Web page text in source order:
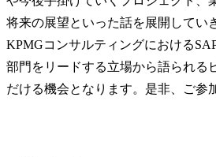
将来の展望といった話を展開してい
KPMGコンサルティングにおける
部門をリードする立場から語られる
だける機会となります。是非、ご参